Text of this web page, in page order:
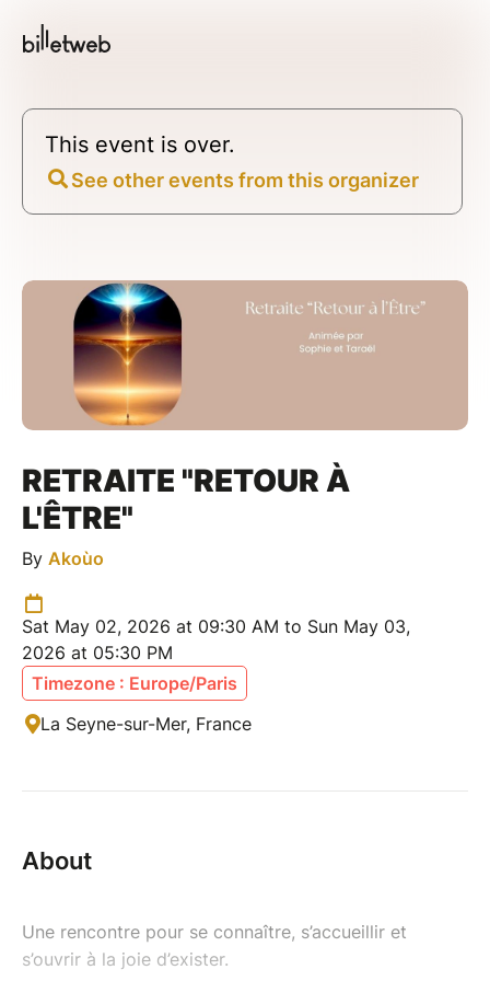
This event is over.
See other events from this organizer
RETRAITE "RETOUR À
L'ÊTRE"
By Akoùo
Sat May 02, 2026 at 09:30 AM to Sun May 03,
2026 at 05:30 PM
Timezone : Europe/Paris
La Seyne-sur-Mer, France
About
Une rencontre pour se connaître, s’accueillir et
s’ouvrir à la joie d’exister.